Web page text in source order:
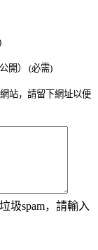
開） (必需)
站，請留下網址以便
圾spam，請輸入